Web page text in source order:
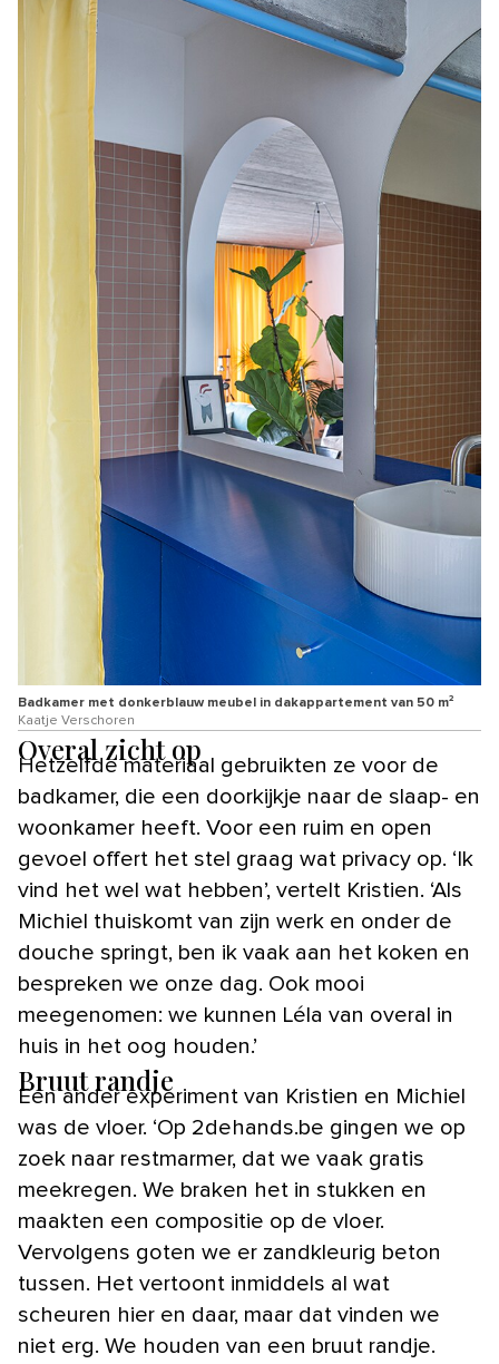
Badkamer met donkerblauw meubel in dakappartement van 50 m²
Kaatje Verschoren
Overal zicht op
Hetzelfde materiaal gebruikten ze voor de
badkamer, die een doorkijkje naar de slaap- en
woonkamer heeft. Voor een ruim en open
gevoel offert het stel graag wat privacy op. ‘Ik
vind het wel wat hebben’, vertelt Kristien. ‘Als
Michiel thuiskomt van zijn werk en onder de
douche springt, ben ik vaak aan het koken en
bespreken we onze dag. Ook mooi
meegenomen: we kunnen Léla van overal in
huis in het oog houden.’
Bruut randje
Een ander experiment van Kristien en Michiel
was de vloer. ‘Op 2dehands.be gingen we op
zoek naar restmarmer, dat we vaak gratis
meekregen. We braken het in stukken en
maakten een compositie op de vloer.
Vervolgens goten we er zandkleurig beton
tussen. Het vertoont inmiddels al wat
scheuren hier en daar, maar dat vinden we
niet erg. We houden van een bruut randje.